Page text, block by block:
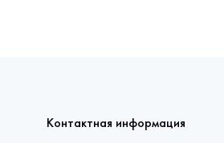
Контактная информация